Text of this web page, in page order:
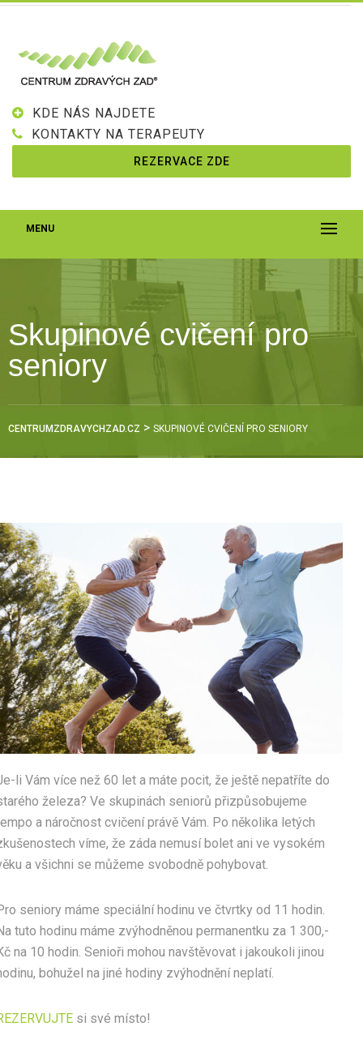
KDE NÁS NAJDETE
KONTAKTY NA TERAPEUTY
REZERVACE ZDE
MENU
Skupinové cvičení pro
seniory
CENTRUMZDRAVYCHZAD.CZ > SKUPINOVÉ CVIČENÍ PRO SENIORY
li Vám více než 60 let a máte pocit, že ještě nepatříte do
železa? Ve skupinách seniorů přizpůsobujeme
a náročnost cvičení právě Vám. Po několika letých
víme, že záda nemusí bolet ani ve vysokém
a všichni se můžeme svobodně pohybovat.
seniory máme speciální hodinu ve čtvrtky od 11 hodin.
tuto hodinu máme zvýhodněnou permanentku za 1 300,-
na 10 hodin. Senioři mohou navštěvovat i jakoukoli jinou
bohužel na jiné hodiny zvýhodnění neplatí.
si své místo!